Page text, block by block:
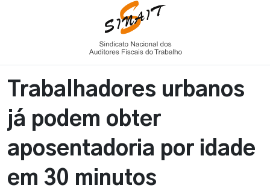
Trabalhadores urbanos
já podem obter
aposentadoria por idade
em 30 minutos